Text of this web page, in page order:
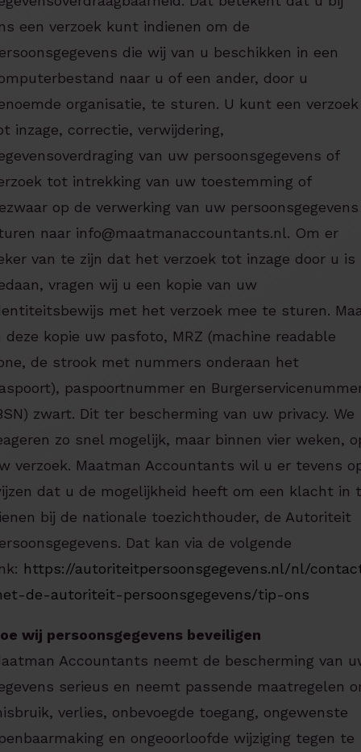
een verzoek kunt indienen om de
die wij van u beschikken in een
naar u of een ander, door u
organisatie, te sturen. U kunt een verzoek
inzage, correctie, verwijdering,
van uw persoonsgegevens of
tot intrekking van uw toestemming of
op de verwerking van uw persoonsgegevens
naar info@maatmanaccountants.nl. Om er
van te zijn dat het verzoek tot inzage door u is
vragen wij u een kopie van uw
met het verzoek mee te sturen.
deze kopie uw pasfoto, MRZ (machine readable
de strook met nummers onderaan het
paspoortnummer en
zwart. Dit ter bescherming van uw privacy. We
zo snel mogelijk, maar binnen vier weken,
verzoek. Maatman Accountants wil u er tevens
dat u de mogelijkheid heeft om een klacht in
bij de nationale toezichthouder, de Autoriteit
Dat kan via de volgende
https://autoriteitpersoonsgegevens.nl/nl/
de-autoriteit-persoonsgegevens/tip-ons
wij persoonsgegevens beveiligen
Accountants neemt de bescherming van
serieus en neemt passende maatregelen
verlies, onbevoegde toegang, ongewenste
en ongeoorloofde wijziging tegen te